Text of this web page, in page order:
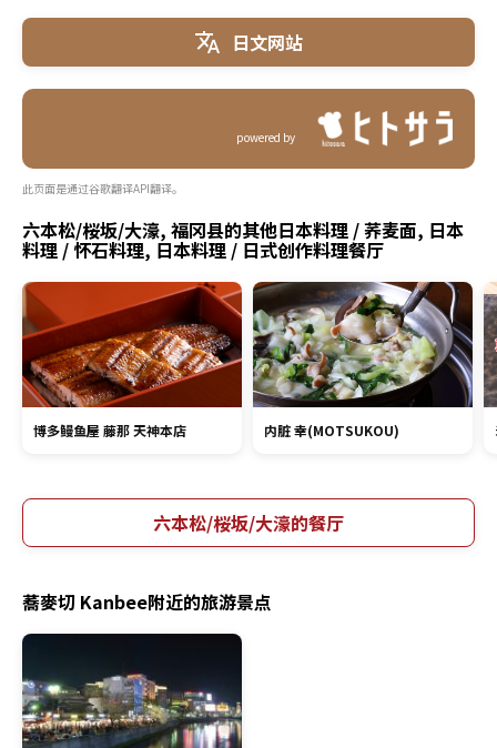
日文网站
powered by
此页面是通过谷歌翻译API翻译。
六本松/桜坂/大濠, 福冈县的其他日本料理 / 荞麦面, 日本
料理 / 怀石料理, 日本料理 / 日式创作料理餐厅
博多鳗鱼屋 藤那 天神本店 内脏 幸(MOTSUKOU)
六本松/桜坂/大濠的餐厅
蕎麥切 Kanbee附近的旅游景点